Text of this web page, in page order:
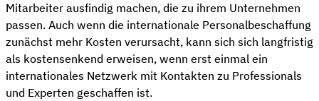
Mitarbeiter ausfindig machen, die zu ihrem Unternehmen
passen. Auch wenn die internationale Personalbeschaffung
zunächst mehr Kosten verursacht, kann sich sich langfristig
als kostensenkend erweisen, wenn erst einmal ein
internationales Netzwerk mit Kontakten zu Professionals
und Experten geschaffen ist.